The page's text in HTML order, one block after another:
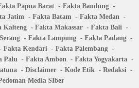
Papua Barat
Fakta Bandung
Jatim Fakta Batam
Fakta Medan
Kalteng Fakta Makassar
Fakta Bali
Fakta Lampung
Fakta Padang
Fakta Kendari
Fakta Palembang
Palu Fakta Ambon
Fakta Yogyakarta
Disclaimer Kode Etik
Redaksi
Media SIber